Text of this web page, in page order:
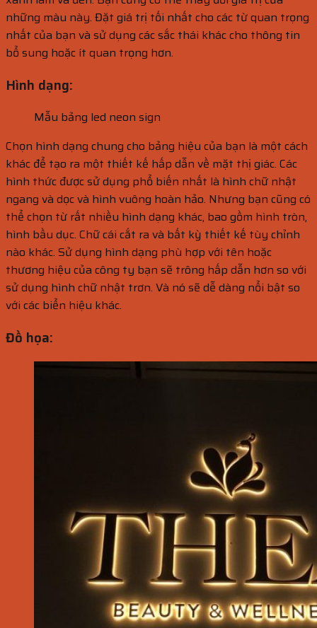
những màu này. Đặt giá trị tối nhất cho các từ quan trọng
nhất của bạn và sử dụng các sắc thái khác cho thông tin
bổ sung hoặc ít quan trọng hơn.
Hình dạng:
Mẫu bảng led neon sign
Chọn hình dạng chung cho bảng hiệu của bạn là một cách
khác để tạo ra một thiết kế hấp dẫn về mặt thị giác. Các
hình thức được sử dụng phổ biến nhất là hình chữ nhật
ngang và dọc và hình vuông hoàn hảo. Nhưng bạn cũng có
thể chọn từ rất nhiều hình dạng khác, bao gồm hình tròn,
hình bầu dục. Chữ cái cắt ra và bất kỳ thiết kế tùy chỉnh
nào khác. Sử dụng hình dạng phù hợp với tên hoặc
thương hiệu của công ty bạn sẽ trông hấp dẫn hơn so với
sử dụng hình chữ nhật trơn. Và nó sẽ dễ dàng nổi bật so
với các biển hiệu khác.
Đồ họa: